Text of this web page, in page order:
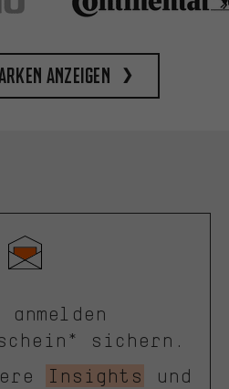
anzeigen
sichern.
Insights
und